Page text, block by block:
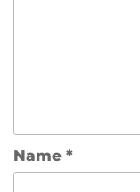
Name *